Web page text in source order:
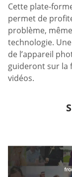
Cette plate-
permet de
problème,
technologie.
de l’appareil
guideront sur la
vidéos.